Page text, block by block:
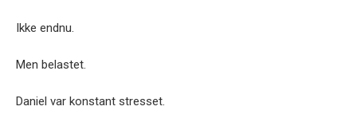
Ikke endnu.
Men belastet.
Daniel var konstant stresset.